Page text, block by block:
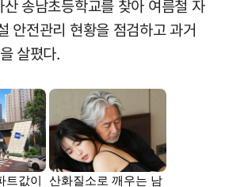
송남초등학교를 찾아 여름철 자
안전관리 현황을 점검하고 과거
살폈다.